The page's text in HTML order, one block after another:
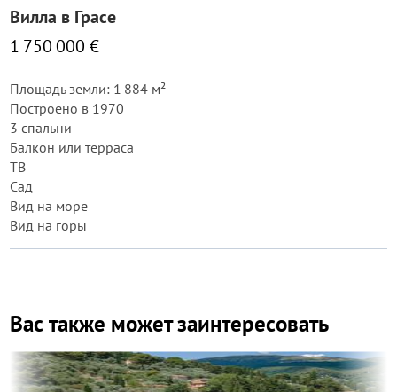
Вилла в Грасе
1 750 000 €
Площадь земли: 1 884 м²
Построено в 1970
3 спальни
Балкон или терраса
ТВ
Сад
Вид на море
Вид на горы
Вас также может заинтересовать